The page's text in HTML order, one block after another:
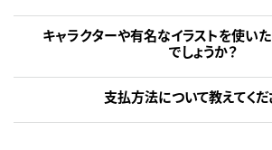
キャラクターや有名なイラストを使い
でしょうか？
支払方法について教えてくだ